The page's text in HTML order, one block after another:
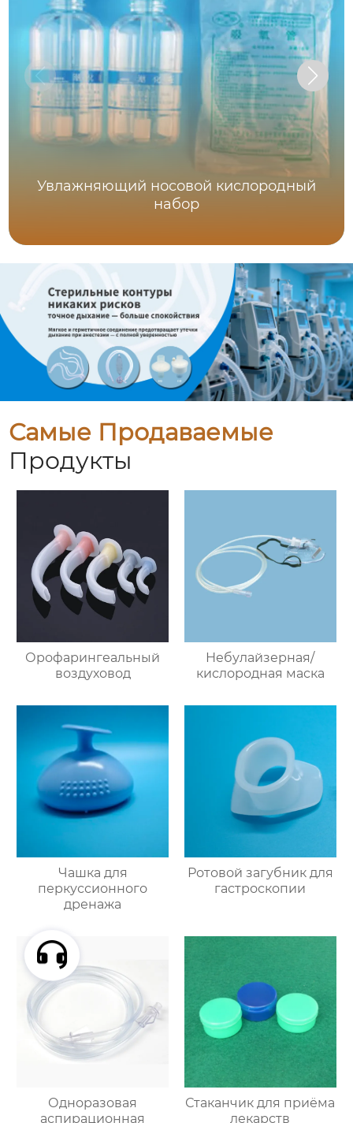
Увлажняющий носовой кислородный
набор
Самые Продаваемые
Продукты
Орофарингеальный
воздуховод
Небулайзерная/
кислородная маска
Чашка для
перкуссионного
дренажа
Ротовой загубник для
гастроскопии
Одноразовая
аспирационная
Стаканчик для приёма
лекарств